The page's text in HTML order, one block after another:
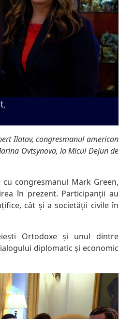
Ilatov, congresmanul american
Ovtsynova, la Micul Dejun de
congresmanul Mark Green,
în prezent. Participanții au
cât și a societății civile în
Ortodoxe și unul dintre
diplomatic și economic